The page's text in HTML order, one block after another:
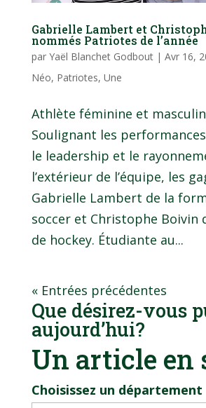
Gabrielle Lambert et
nommés Patriotes de l’année
par Yaël Blanchet Godbout| Avr 16,
Néo, Patriotes, Une
Athlète féminine et masculin
Soulignant les
le leadership et le
l’extérieur de l’équipe, les
Gabrielle Lambert de la
soccer et Christophe Boivin
de hockey. Étudiante au...
« Entrées précédentes
Que désirez-vous
aujourd’hui?
Un article en
Choisissez un département